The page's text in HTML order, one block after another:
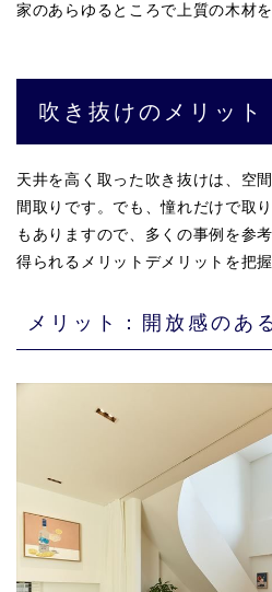
家のあらゆるところで上質の木材
吹き抜けのメリット
天井を高く取った吹き抜けは、空
間取りです。でも、憧れだけで取
もありますので、多くの事例を参
得られるメリットデメリットを把
メリット：開放感のあ